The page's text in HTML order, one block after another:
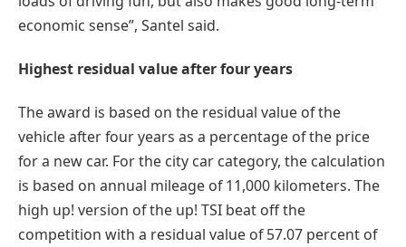
economic sense”, Santel said.
Highest residual value after four years
The award is based on the residual value of the
vehicle after four years as a percentage of the price
for a new car. For the city car category, the calculation
is based on annual mileage of 11,000 kilometers. The
high up! version of the up! TSI beat off the
competition with a residual value of 57.07 percent of